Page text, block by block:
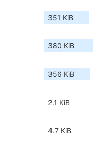
351 KiB
380 KiB
356 KiB
2.1 KiB
4.7 KiB